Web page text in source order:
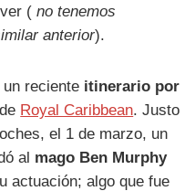
ver (no tenemos
anterior).
reciente itinerario por
Royal Caribbean. Justo
el 1 de marzo, un
al mago Ben Murphy
actuación; algo que fue